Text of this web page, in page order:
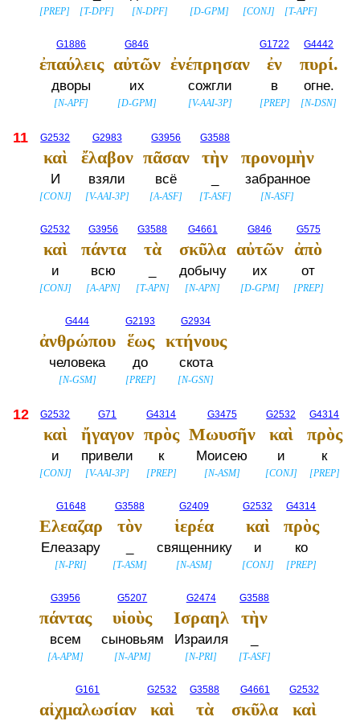
[PREP] [T-DPF] [N-DPF] [D-GPM] [CONJ] [T-APF]
G1886
ἐπαύλεις
дворы
[N-APF]
G846
αὐτῶν
их
[D-GPM]
ἐνέπρησαν
сожгли
[V-AAI-3P]
G1722
ἐν
в
[PREP]
G4442
πυρί.
огне.
[N-DSN]
11 G2532
καὶ
И
[CONJ]
G2983
ἔλαβον
взяли
[V-AAI-3P]
G3956
πᾶσαν
всё
[A-ASF]
G3588
τὴν
[T-ASF]
προνομὴν
забранное
[N-ASF]
G2532
καὶ
и
[CONJ]
G3956
πάντα
всю
[A-APN]
G3588
τὰ
[T-APN]
G4661
σκῦλα
добычу
[N-APN]
G846
αὐτῶν
их
[D-GPM]
G575
ἀπὸ
от
[PREP]
G444
ἀνθρώπου
человека
[N-GSM]
G2193
ἕως
до
[PREP]
G2934
κτήνους
скота
[N-GSN]
12 G2532
καὶ
и
[CONJ]
G71
ἤγαγον
привели
[V-AAI-3P]
G4314
πρὸς
к
[PREP]
G3475
Μωυσῆν
Моисею
[N-ASM]
G2532
καὶ
и
[CONJ]
G4314
πρὸς
к
[PREP]
G1648
Ελεαζαρ
Елеазару
[N-PRI]
G3588
τὸν
[T-ASM]
G2409
ἱερέα
священнику
[N-ASM]
G2532
καὶ
и
[CONJ]
G4314
πρὸς
ко
[PREP]
G3956
πάντας
всем
[A-APM]
G5207
υἱοὺς
сыновьям
[N-APM]
G2474
Ισραηλ
Израиля
[N-PRI]
G3588
τὴν
[T-ASF]
G161
αἰχμαλωσίαν
G2532
καὶ
G3588
τὰ
G4661
σκῦλα
G2532
καὶ